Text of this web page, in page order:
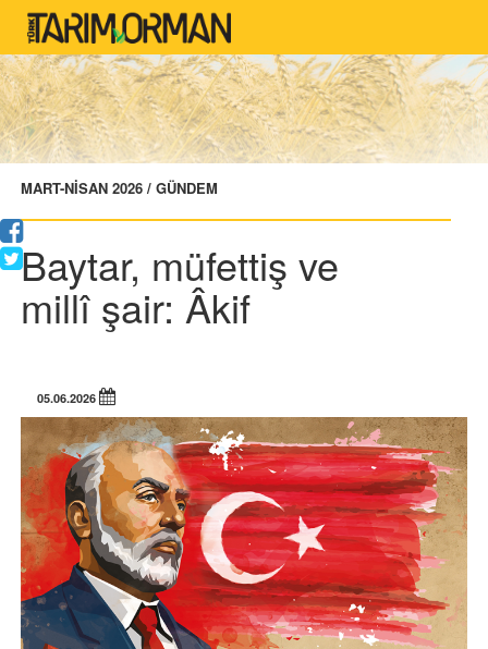
MART-NİSAN 2026 / GÜNDEM
Baytar, müfettiş ve
millî şair: Âkif
05.06.2026